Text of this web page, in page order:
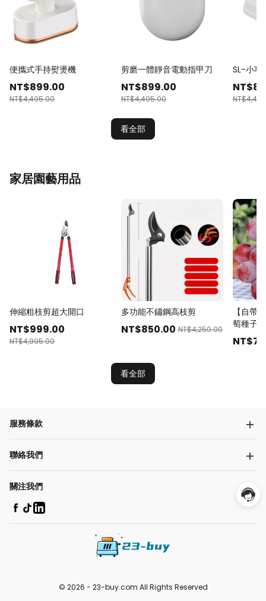
便攜式手持熨燙機
NT$899.00
NT$4,495.00
剪磨一體靜音電動指甲刀
NT$899.00
NT$4,495.00
SL-小巧
NT$
NT$
看全部
家居園藝用品
伸縮粗枝剪超大開口
NT$999.00
NT$4,995.00
多功能不鏽鋼高枝剪
NT$850.00 NT$4,250.00
【自帶
萄種子
NT$
看全部
服務條款
聯絡我們
關注我們
© 2026 - 23-buy.com All Rights Reserved